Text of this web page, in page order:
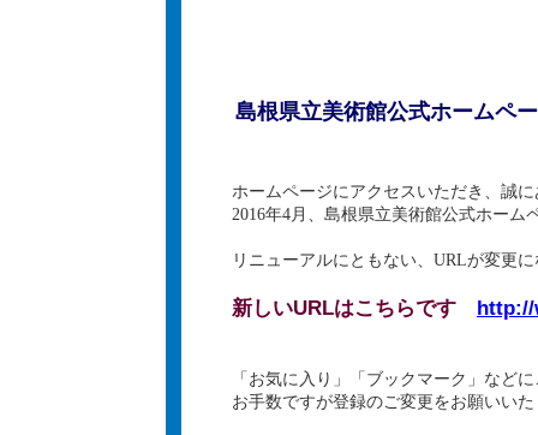
島根県立美術館公式ホームペ
ホームページにアクセスいただき、誠
2016年4月、島根県立美術館公式ホー
リニューアルにともない、URLが変更
新しいURLはこちらです http://
「お気に入り」「ブックマーク」など
お手数ですが登録のご変更をお願いい